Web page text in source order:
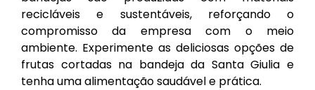
recicláveis e sustentáveis, reforçando o
compromisso da empresa com o meio
ambiente. Experimente as deliciosas opções de
frutas cortadas na bandeja da Santa Giulia e
tenha uma alimentação saudável e prática.